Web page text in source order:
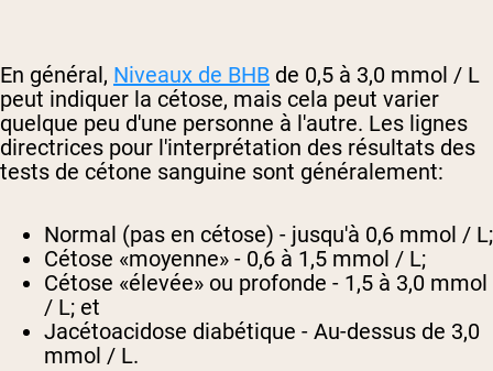
En général, Niveaux de BHB de 0,5 à 3,0 mmol / L
peut indiquer la cétose, mais cela peut varier
quelque peu d'une personne à l'autre. Les lignes
directrices pour l'interprétation des résultats des
tests de cétone sanguine sont généralement:
Normal (pas en cétose) - jusqu'à 0,6 mmol / L;
Cétose «moyenne» - 0,6 à 1,5 mmol / L;
Cétose «élevée» ou profonde - 1,5 à 3,0 mmol
/ L; et
Jacétoacidose diabétique - Au-dessus de 3,0
mmol / L.